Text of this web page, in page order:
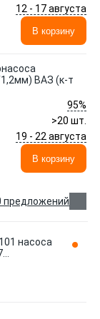
12 - 17 августа
В корзину
ВАЗ (к-т
95%
>20 шт.
19 - 22 августа
В корзину
предложений
насоса